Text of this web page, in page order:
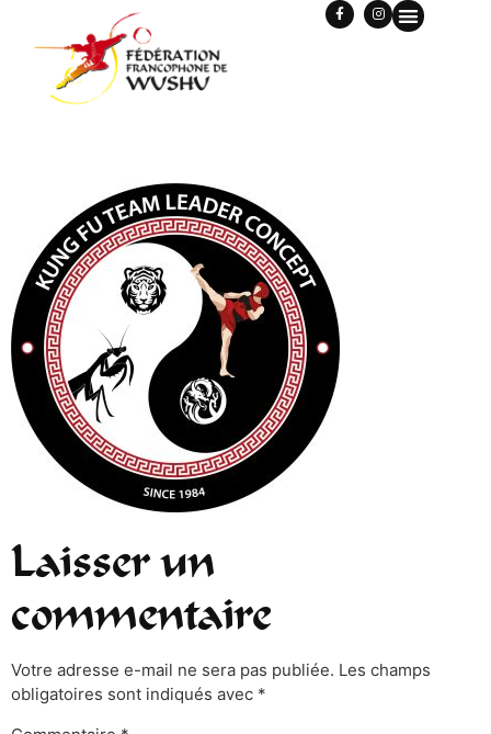
Laisser un
commentaire
Votre adresse e-mail ne sera pas publiée. Les champs
obligatoires sont indiqués avec *